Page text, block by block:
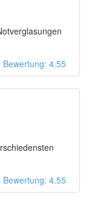
Bewertung: 4.55
Bewertung: 4.55